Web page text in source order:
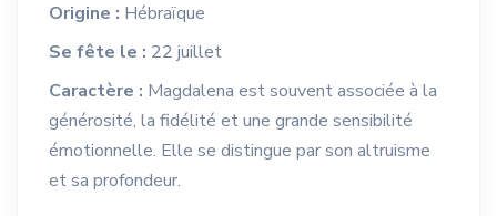
Origine : Hébraïque
Se fête le : 22 juillet
Caractère : Magdalena est souvent associée à la
générosité, la fidélité et une grande sensibilité
émotionnelle. Elle se distingue par son altruisme
et sa profondeur.